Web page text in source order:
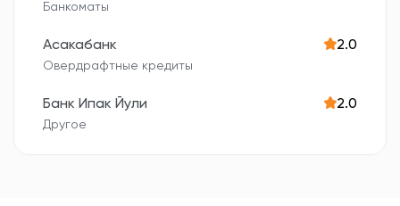
Банкоматы
Асакабанк 2.0
Овердрафтные кредиты
Банк Ипак Йули 2.0
Другое